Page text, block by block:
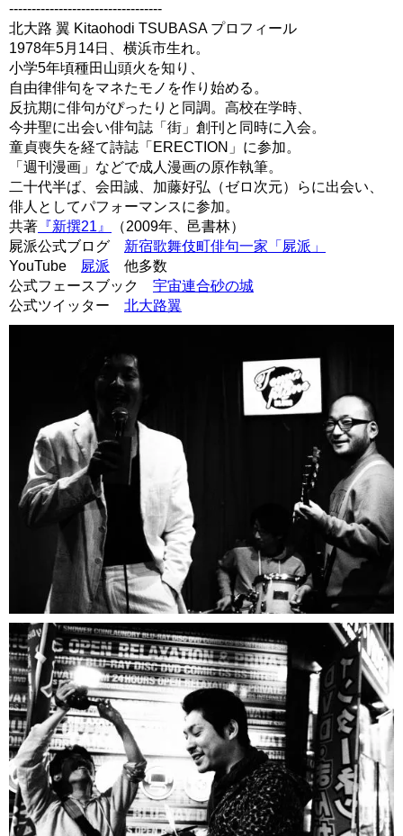
----------------------------------
北大路 翼 Kitaohodi TSUBASA プロフィール
1978年5月14日、横浜市生れ。
小学5年頃種田山頭火を知り、
自由律俳句をマネたモノを作り始める。
反抗期に俳句がぴったりと同調。高校在学時、
今井聖に出会い俳句誌「街」創刊と同時に入会。
童貞喪失を経て詩誌「ERECTION」に参加。
「週刊漫画」などで成人漫画の原作執筆。
二十代半ば、会田誠、加藤好弘（ゼロ次元）らに出会い、
俳人としてパフォーマンスに参加。
共著 『新撰21』
（2009年、邑書林）
屍派公式ブログ 新宿歌舞伎町俳句一家「屍派」
YouTube 屍派 他多数
公式フェースブック 宇宙連合砂の城
公式ツイッター 北大路翼